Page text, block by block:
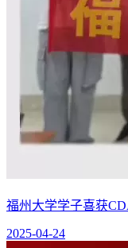
福州大学学子喜获
2025-04-24